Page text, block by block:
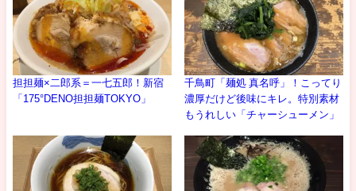
担担麺×二郎系＝一七五郎！新宿
「175°DENO担担麺TOKYO」
千鳥町「麺処 真名呼」！こってり
濃厚だけど後味にキレ。特別素材
もうれしい「チャーシューメン」